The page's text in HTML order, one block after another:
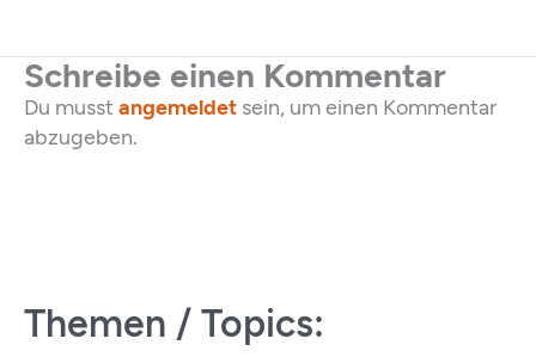
Schreibe einen Kommentar
Du musst angemeldet sein, um einen Kommentar
abzugeben.
Themen / Topics: